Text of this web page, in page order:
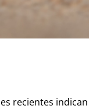
recientes indican